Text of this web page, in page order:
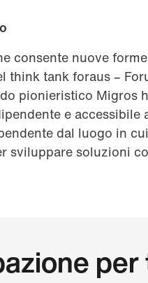
consente nuove
think tank foraus –
pionieristico Migros
e
dal luogo in
sviluppare soluzioni